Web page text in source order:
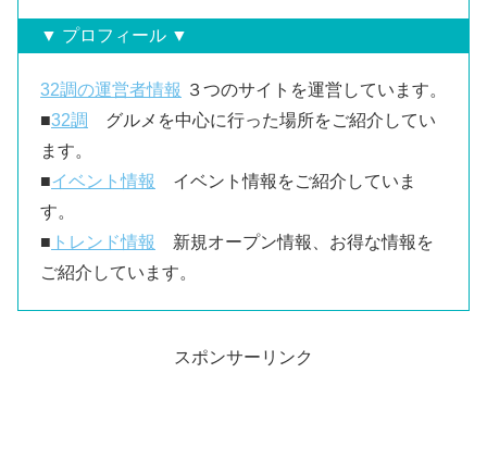
▼ プロフィール ▼
32調の運営者情報 ３つのサイトを運営しています。
■32調
グルメを中心に行った場所をご紹介してい
ます。
■イベント情報
イベント情報をご紹介していま
す。
■ トレンド情報
新規オープン情報、お得な情報を
ご紹介しています。
スポンサーリンク